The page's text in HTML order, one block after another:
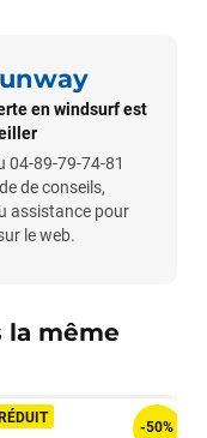
en windsurf est
04-89-79-74-81
de conseils,
assistance pour
le web.
la même
-50%